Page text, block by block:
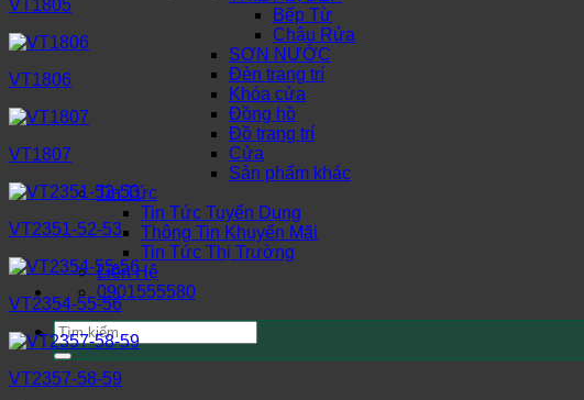
Bếp Từ
Chậu Rửa
SƠN NƯỚC
Đèn trang trí
Khóa cửa
Đồng hồ
Đồ trang trí
Cửa
Sản phẩm khác
Tin Tức
Tin Tức Tuyển Dụng
Thông Tin Khuyến Mãi
Tin Tức Thị Trường
Liên Hệ
0901555580
Tìm
kiếm:
VT1805
VT1806
VT1807
VT2351-52-53
VT2354-55-56
VT2357-58-59